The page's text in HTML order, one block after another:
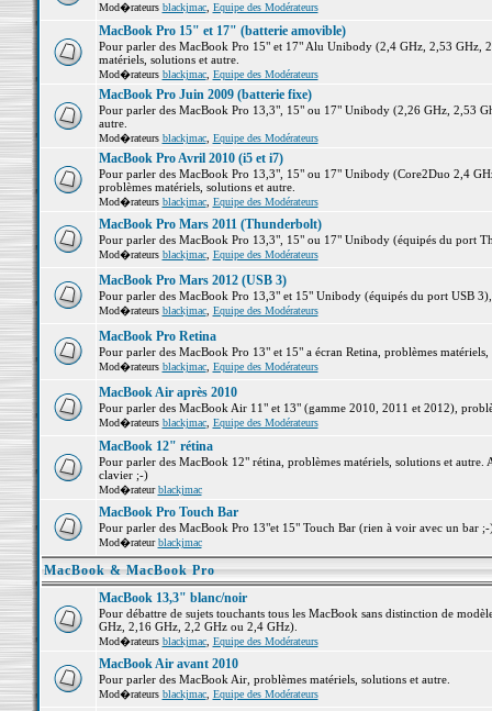
Mod�rateurs blackjmac, Equipe des Modérateurs
MacBook Pro 15" et 17" (batterie amovible)
Pour parler des MacBook Pro 15" et 17" Alu Unibody (2,4 GHz, 2,53 GHz,
matériels, solutions et autre.
Mod�rateurs blackjmac, Equipe des Modérateurs
MacBook Pro Juin 2009 (batterie fixe)
Pour parler des MacBook Pro 13,3", 15" ou 17" Unibody (2,26 GHz, 2,53
autre.
Mod�rateurs blackjmac, Equipe des Modérateurs
MacBook Pro Avril 2010 (i5 et i7)
Pour parler des MacBook Pro 13,3", 15" ou 17" Unibody (Core2Duo 2,4
problèmes matériels, solutions et autre.
Mod�rateurs blackjmac, Equipe des Modérateurs
MacBook Pro Mars 2011 (Thunderbolt)
Pour parler des MacBook Pro 13,3", 15" ou 17" Unibody (équipés du port
Mod�rateurs blackjmac, Equipe des Modérateurs
MacBook Pro Mars 2012 (USB 3)
Pour parler des MacBook Pro 13,3" et 15" Unibody (équipés du port USB
Mod�rateurs blackjmac, Equipe des Modérateurs
MacBook Pro Retina
Pour parler des MacBook Pro 13" et 15" a écran Retina, problèmes matériels,
Mod�rateurs blackjmac, Equipe des Modérateurs
MacBook Air après 2010
Pour parler des MacBook Air 11" et 13" (gamme 2010, 2011 et 2012),
Mod�rateurs blackjmac, Equipe des Modérateurs
MacBook 12" rétina
Pour parler des MacBook 12" rétina, problèmes matériels, solutions et
clavier ;-)
Mod�rateurblackjmac
MacBook Pro Touch Bar
Pour parler des MacBook Pro 13"et 15" Touch Bar (rien à voir avec un bar
Mod�rateurblackjmac
MacBook & MacBook Pro
MacBook 13,3" blanc/noir
Pour débattre de sujets touchants tous les MacBook sans distinction de
GHz, 2,16 GHz, 2,2 GHz ou 2,4 GHz).
Mod�rateurs blackjmac, Equipe des Modérateurs
MacBook Air avant 2010
Pour parler des MacBook Air, problèmes matériels, solutions et autre.
Mod�rateurs blackjmac, Equipe des Modérateurs